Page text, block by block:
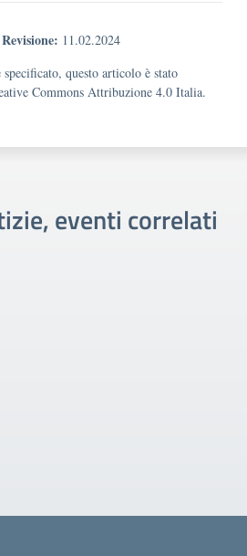
Revisione: 11.02.2024
questo articolo è stato
Commons Attribuzione 4.0 Italia.
eventi correlati